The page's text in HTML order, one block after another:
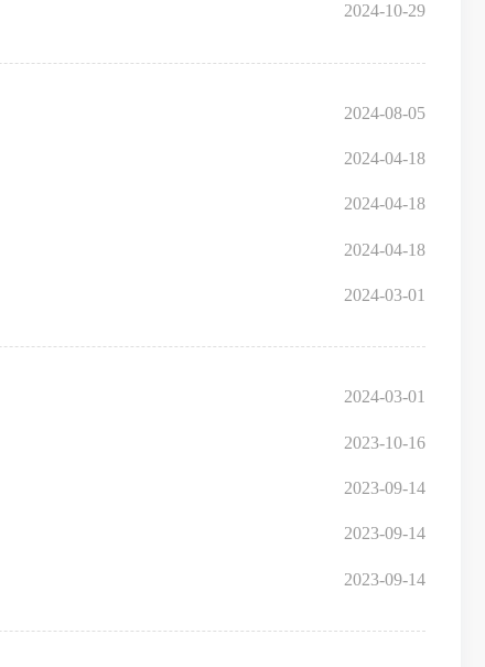
2024-10-29
2024-08-05
2024-04-18
2024-04-18
2024-04-18
2024-03-01
2024-03-01
2023-10-16
2023-09-14
2023-09-14
2023-09-14